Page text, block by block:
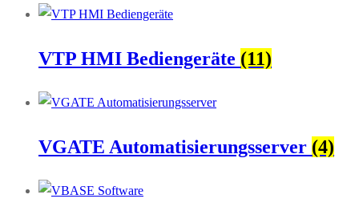
VTP HMI Bediengeräte (11)
VGATE Automatisierungsserver (4)